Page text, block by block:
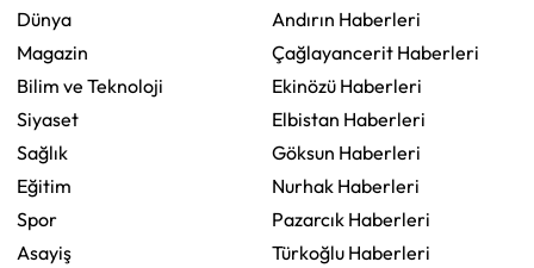
Dünya
Magazin
Bilim ve Teknoloji
Siyaset
Sağlık
Eğitim
Spor
Asayiş
Andırın Haberleri
Çağlayancerit Haberleri
Ekinözü Haberleri
Elbistan Haberleri
Göksun Haberleri
Nurhak Haberleri
Pazarcık Haberleri
Türkoğlu Haberleri